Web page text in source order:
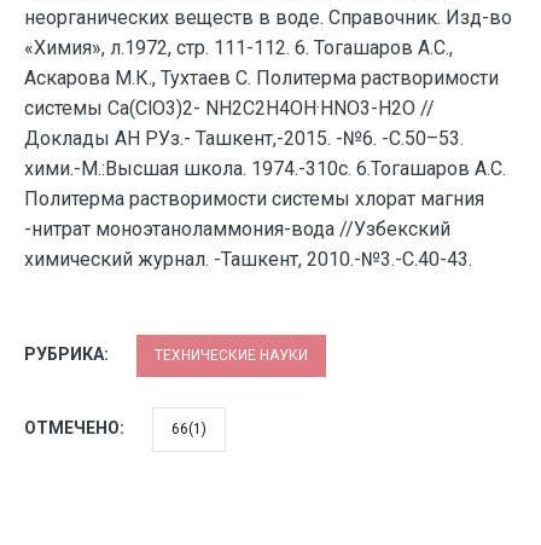
неорганических веществ в воде. Справочник. Изд-во
«Химия», л.1972, стр. 111-112. 6. Тогашаров А.С.,
Аскарова М.К., Тухтаев С. Политерма растворимости
системы Са(ClO3)2- NH2C2H4OH·HNO3-H2O //
Доклады АН РУз.- Ташкент,-2015. -№6. -С.50–53.
хими.-М.:Высшая школа. 1974.-310с. 6.Тогашаров А.С.
Политерма растворимости системы хлорат магния
-нитрат моноэтаноламмония-вода //Узбекский
химический журнал. -Ташкент, 2010.-№3.-С.40-43.
РУБРИКА: ТЕХНИЧЕСКИЕ НАУКИ
ОТМЕЧЕНО: 66(1)